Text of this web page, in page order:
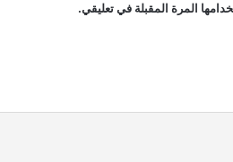
المرة المقبلة في تعليقي.